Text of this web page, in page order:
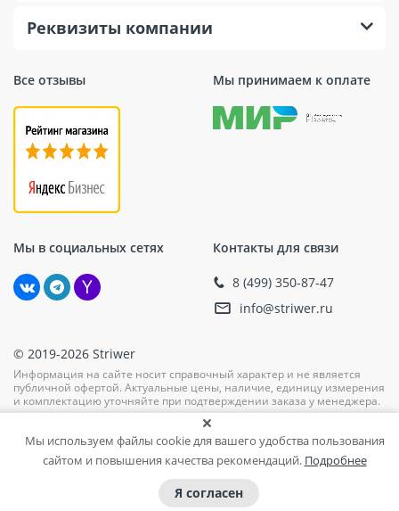
Все отзывы Мы принимаем к оплате
Мы в социальных сетях Контакты для связи
8 (499) 350-87-47
info@striwer.ru
Реквизиты компании
© 2019-2026 Striwer
Информация на сайте носит справочный характер и не является
публичной офертой. Актуальные цены, наличие, единицу измерения
и комплектацию уточняйте при подтверждении заказа у менеджера.
Мы используем файлы cookie для вашего удобства пользования
сайтом и повышения качества рекомендаций. Подробнее
Я согласен